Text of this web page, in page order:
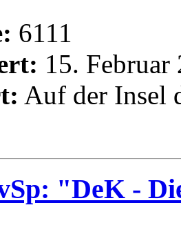
6111
15.
Auf der Insel
"DeK -